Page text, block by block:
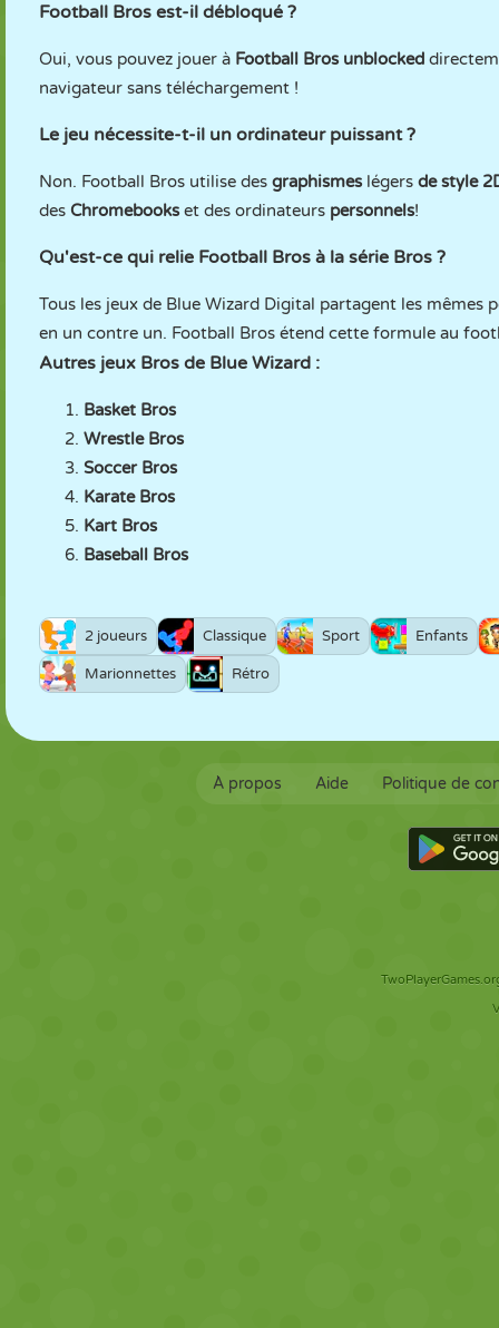
Football Bros est-il débloqué ?
Oui, vous pouvez jouer à Football Bros unblocked
navigateur sans téléchargement !
Le jeu nécessite-t-il un ordinateur puissant ?
Non. Football Bros utilise des graphismes légers de style
des Chromebookset des ordinateurs personnels!
Qu'est-ce qui relie Football Bros à la série Bros ?
Tous les jeux de Blue Wizard Digital partagent les mêmes
en un contre un. Football Bros étend cette formule au
Autres jeux Bros de Blue Wizard :
Basket Bros
Wrestle Bros
Soccer Bros
Karate Bros
Kart Bros
Baseball Bros
2 joueurs Classique Sport Enfants
Marionnettes Rétro
À propos Aide Politique de